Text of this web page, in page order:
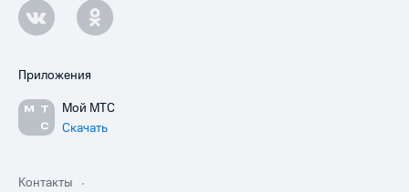
Приложения
Мой МТС
Скачать
Контакты